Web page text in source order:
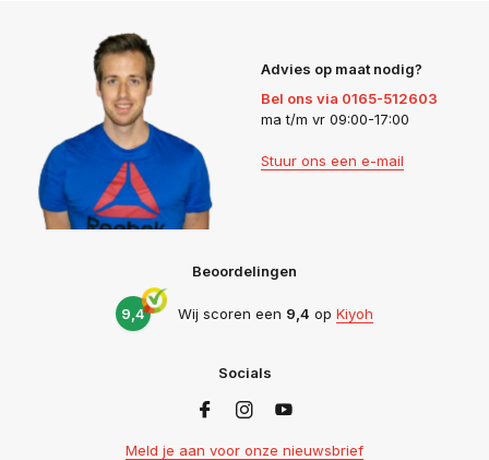
Advies op maat nodig?
Bel ons via 0165-512603
ma t/m vr 09:00-17:00
Stuur ons een e-mail
Beoordelingen
9,4 Wij scoren een 9,4 op Kiyoh
Socials
Meld je aan voor onze nieuwsbrief